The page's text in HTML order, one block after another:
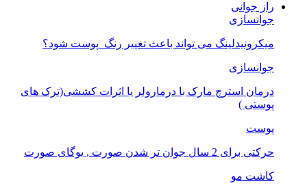
راز جوانی
جوانسازی
میکرونیدلینگ می تواند باعث تغییر رنگ ‍ پوست شود؟
جوانسازی
درمان استرچ مارک با درمارولر یا اثرات کششی(ترک های
پوستی )
پوست
حرکتی برای 2 سال جوان تر شدن صورت , یوگای صورت
کاشت مو